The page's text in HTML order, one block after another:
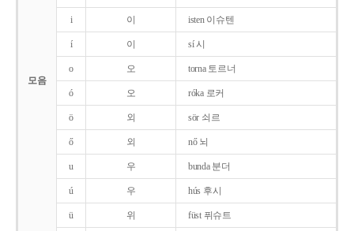
모음
i 이 isten 이슈텐
í 이 sí 시
o 오 torna 토르너
ó 오 róka 로커
ö 외 sör 쇠르
ő 외 nő 뇌
u 우 bunda 분더
ú 우 hús 후시
ü 위 füst 퓌슈트